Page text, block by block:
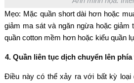
Mẹo: Mặc quần short dài hơn hoặc
giảm ma sát và ngăn ngừa hoặc giảm
quần cotton mềm hơn hoặc kiểu quần
4. Quần liên tục dịch chuyển lên phía
Điều này có thể xảy ra với bất kỳ loại